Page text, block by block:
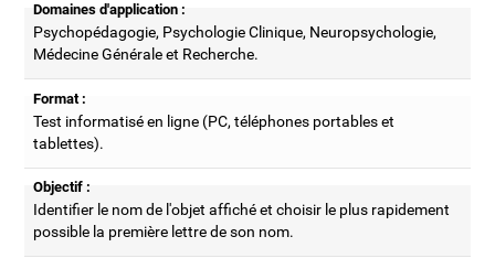
Domaines d'application :
Psychopédagogie, Psychologie Clinique, Neuropsychologie,
Médecine Générale et Recherche.
Format :
Test informatisé en ligne (PC, téléphones portables et
tablettes).
Objectif :
Identifier le nom de l'objet affiché et choisir le plus rapidement
possible la première lettre de son nom.